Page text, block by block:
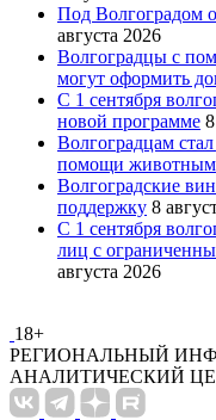
Под Волгоградом
августа 2026
Волгоградцы с
могут оформить
С 1 сентября
новой программе
Волгоградцам
помощи животным
Волгоградские
поддержку 8
С 1 сентября
лиц с
августа 2026
18+
РЕГИОНАЛЬНЫЙ
АНАЛИТИЧЕСКИЙ